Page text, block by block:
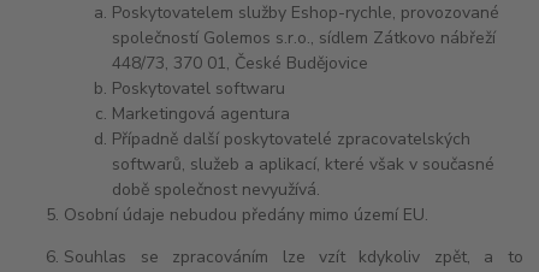
Poskytovatelem služby Eshop-rychle, provozované
společností Golemos s.r.o., sídlem Zátkovo nábřeží
448/73, 370 01, České Budějovice
Poskytovatel softwaru
Marketingová agentura
Případně další poskytovatelé zpracovatelských
softwarů, služeb a aplikací, které však v současné
době společnost nevyužívá.
Osobní údaje nebudou předány mimo území EU.
Souhlas se zpracováním lze vzít kdykoliv zpět, a to